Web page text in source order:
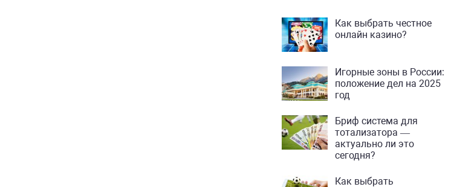
Как выбрать честное
онлайн казино?
Игорные зоны в России:
положение дел на 2025
год
Бриф система для
тотализатора —
актуально ли это
сегодня?
Как выбрать